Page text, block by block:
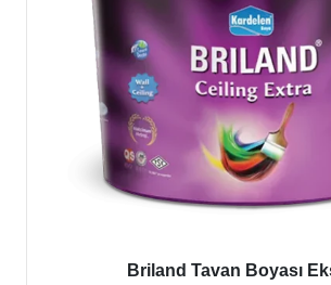
Briland Tavan Boyası